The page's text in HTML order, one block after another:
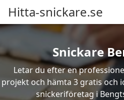
Hitta-snickare.se
Snickare
Letar du efter en
projekt och hämta 3 gratis och
snickeriföretag i